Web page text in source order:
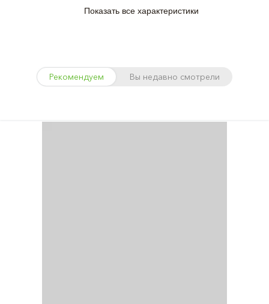
Показать все характеристики
Рекомендуем Вы недавно смотрели